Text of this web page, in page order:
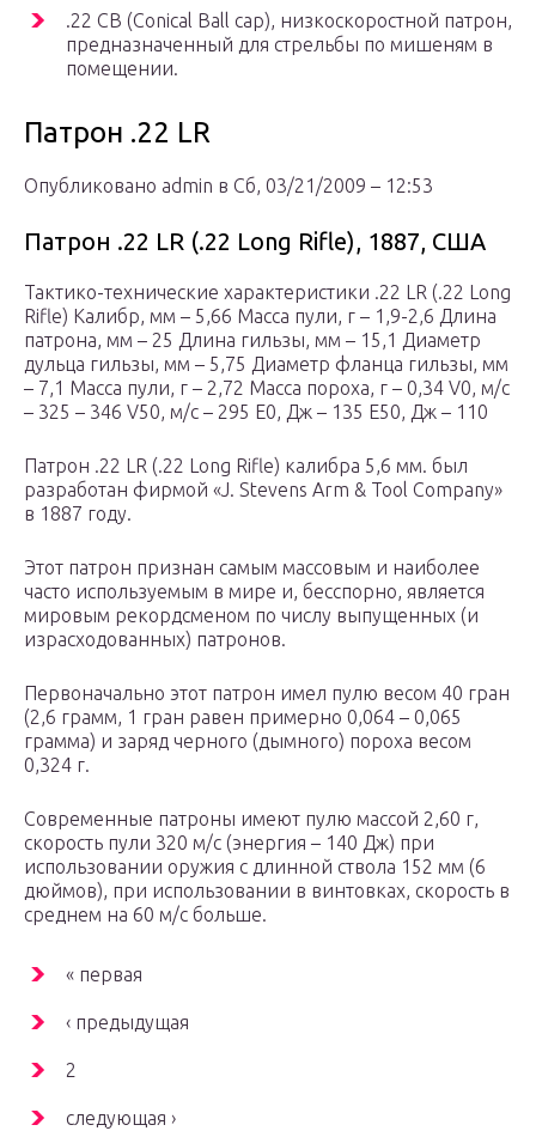
.22 CB (Conical Ball cap), низкоскоростной патрон,
предназначенный для стрельбы по мишеням в
помещении.
Патрон .22 LR
Опубликовано admin в Сб, 03/21/2009 – 12:53
Патрон .22 LR (.22 Long Rifle), 1887, США
Тактико-технические характеристики .22 LR (.22 Long
Rifle) Калибр, мм – 5,66 Масса пули, г – 1,9-2,6 Длина
патрона, мм – 25 Длина гильзы, мм – 15,1 Диаметр
дульца гильзы, мм – 5,75 Диаметр фланца гильзы, мм
– 7,1 Масса пули, г – 2,72 Масса пороха, г – 0,34 V0, м/с
– 325 – 346 V50, м/с – 295 E0, Дж – 135 E50, Дж – 110
Патрон .22 LR (.22 Long Rifle) калибра 5,6 мм. был
разработан фирмой «J. Stevens Arm & Tool Company»
в 1887 году.
Этот патрон признан самым массовым и наиболее
часто используемым в мире и, бесспорно, является
мировым рекордсменом по числу выпущенных (и
израсходованных) патронов.
Первоначально этот патрон имел пулю весом 40 гран
(2,6 грамм, 1 гран равен примерно 0,064 – 0,065
грамма) и заряд черного (дымного) пороха весом
0,324 г.
Современные патроны имеют пулю массой 2,60 г,
скорость пули 320 м/с (энергия – 140 Дж) при
использовании оружия с длинной ствола 152 мм (6
дюймов), при использовании в винтовках, скорость в
среднем на 60 м/с больше.
« первая
‹ предыдущая
2
следующая ›